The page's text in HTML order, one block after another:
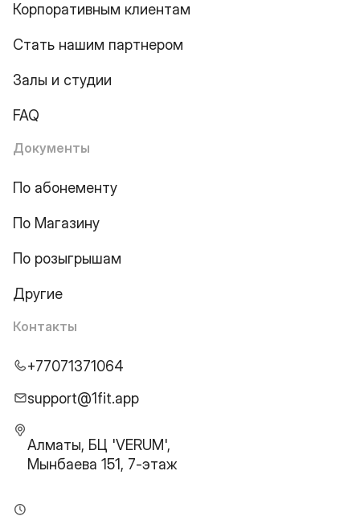
Корпоративным клиентам
Стать нашим партнером
Залы и студии
FAQ
Документы
По абонементу
По Магазину
По розыгрышам
Другие
Контакты
+77071371064
support@1fit.app
Алматы, БЦ 'VERUM',
Мынбаева 151, 7-этаж